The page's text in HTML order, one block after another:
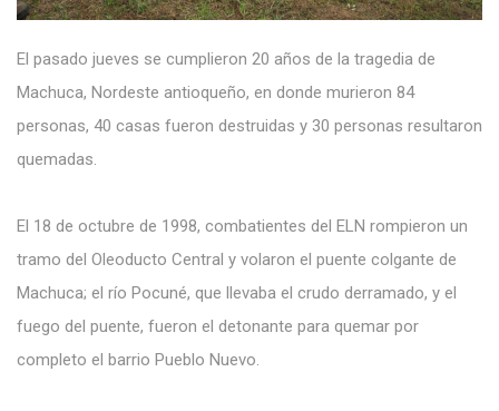
El pasado jueves se cumplieron 20 años de la tragedia de
Machuca, Nordeste antioqueño, en donde murieron 84
personas, 40 casas fueron destruidas y 30 personas resultaron
quemadas.
El 18 de octubre de 1998, combatientes del ELN rompieron un
tramo del Oleoducto Central y volaron el puente colgante de
Machuca; el río Pocuné, que llevaba el crudo derramado, y el
fuego del puente, fueron el detonante para quemar por
completo el barrio Pueblo Nuevo.